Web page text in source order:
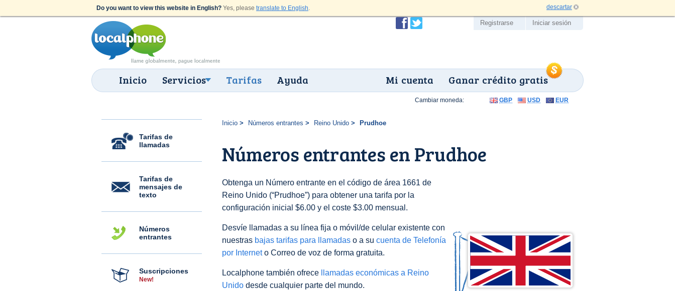
Do you want to view this website in English? Yes, please translate to English. descartar
Inicio Servicios Tarifas Ayuda Ganar crédito gratis
Mi cuenta
Registrarse Iniciar sesión
Tarifas de
llamadas
Tarifas de
mensajes de
texto
Números
entrantes
Suscripciones
New!
Inicio Números entrantes Reino Unido Prudhoe
Números entrantes en Prudhoe
Obtenga un Número entrante en el código de área 1661 de
Reino Unido (“Prudhoe”) para obtener una tarifa por la
configuración inicial $6.00 y el coste $3.00 mensual.
Desvíe llamadas a su línea fija o móvil/de celular existente con
nuestras bajas tarifas para llamadas o a su cuenta de Telefonía
por Interneto Correo de voz de forma gratuita.
Localphone también ofrece
llamadas económicas a Reino
Unido desde cualquier parte del mundo.
Cambiar moneda: GBP USD EUR